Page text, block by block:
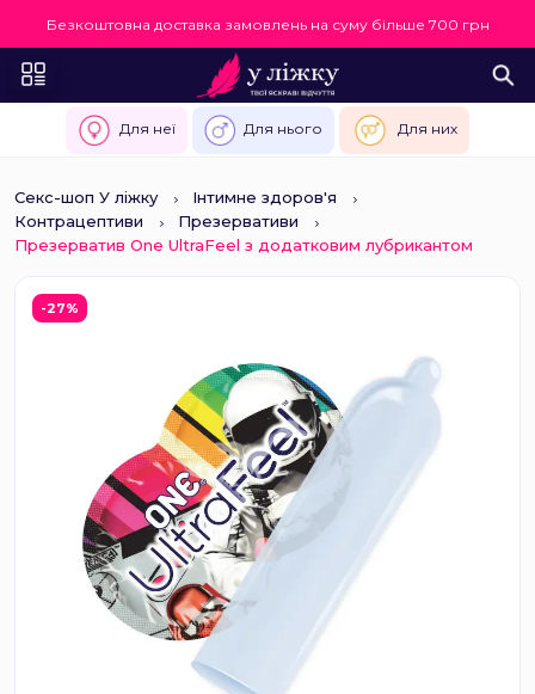
Безкоштовна доставка замовлень на суму більше 700 грн
Для неї Для нього Для них
Секс-шоп У ліжку
Інтимне здоров'я
Контрацептиви
Презервативи
Презерватив One UltraFeel з додатковим лубрикантом
-27%